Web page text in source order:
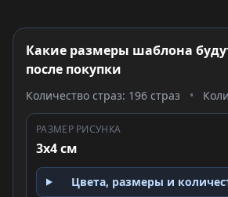
Какие размеры шаблона
после покупки
Количество страз: 196 страз •
РАЗМЕР РИСУНКА
3x4 см
Цвета, размеры и